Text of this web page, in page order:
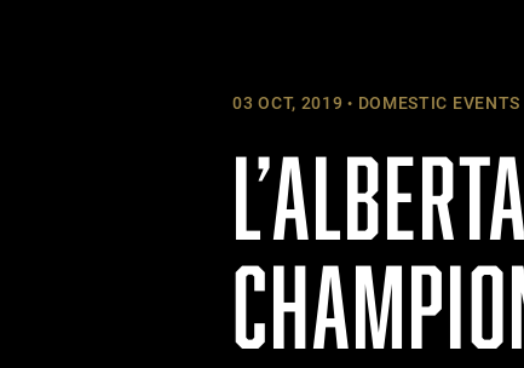
03 OCT, 2019 DOMESTIC EVENTS